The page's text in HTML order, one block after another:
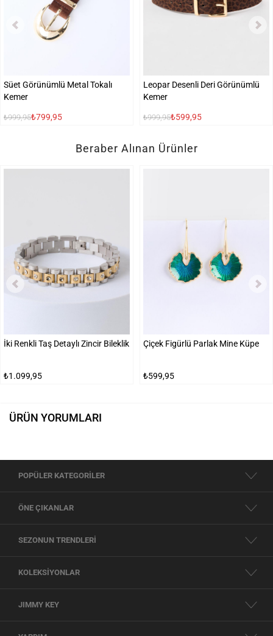
Süet Görünümlü Metal Tokalı
Kemer
₺999,95₺799,95
Leopar Desenli Deri Görünümlü
Kemer
₺999,95₺599,95
Beraber Alınan Ürünler
İki Renkli Taş Detaylı Zincir Bileklik
₺1.099,95
Çiçek Figürlü Parlak Mine Küpe
₺599,95
ÜRÜN YORUMLARI
POPÜLER KATEGORİLER
ÖNE ÇIKANLAR
SEZONUN TRENDLERİ
KOLEKSİYONLAR
JIMMY KEY